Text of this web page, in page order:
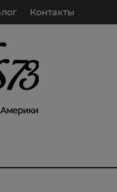
Контакты